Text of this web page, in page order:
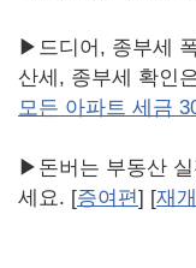
▶드디어, 종부세
산세, 종부세 확인
모든 아파트 세금
▶돈버는 부동산
세요. [증여편] [재